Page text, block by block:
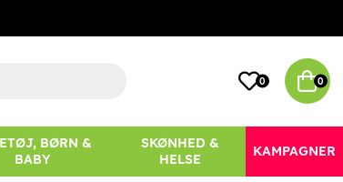
0 0
BØRN &
BABY
SKØNHED &
HELSE
KAMPAGNER